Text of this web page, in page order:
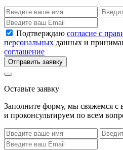
Подтверждаю согласие с
персональных данных и
соглашение
Отправить заявку
Оставьте заявку
Заполните форму, мы свяжемся с
и проконсультируем по всем